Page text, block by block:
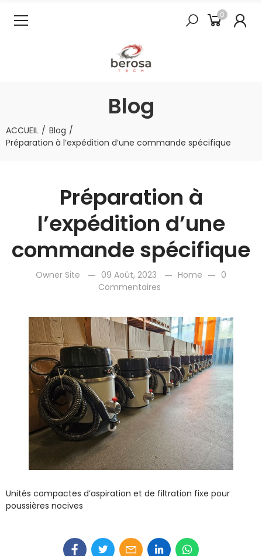
0
Blog
ACCUEIL
Blog
Préparation à l’expédition d’une commande spécifique
Préparation à
l’expédition d’une
commande spécifique
Owner Site 09 Août, 2023 Home
0
Commentaires
Unités compactes d’aspiration et de filtration fixe pour
poussières nocives